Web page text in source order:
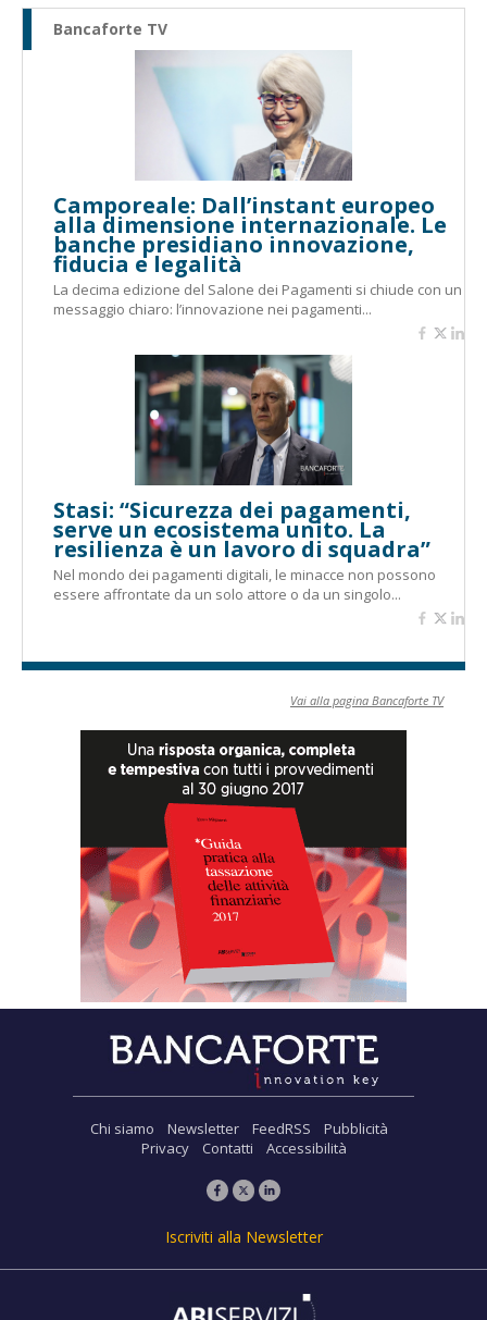
Bancaforte TV
Camporeale: Dall’instant europeo
alla dimensione internazionale. Le
banche presidiano innovazione,
fiducia e legalità
La decima edizione del Salone dei Pagamenti si chiude con un
messaggio chiaro: l’innovazione nei pagamenti...
Stasi: “Sicurezza dei pagamenti,
serve un ecosistema unito. La
resilienza è un lavoro di squadra”
Nel mondo dei pagamenti digitali, le minacce non possono
essere affrontate da un solo attore o da un singolo...
Vai alla pagina Bancaforte TV
Chi siamo Newsletter FeedRSS
Pubblicità
Privacy
Contatti Accessibilità
Iscriviti alla Newsletter